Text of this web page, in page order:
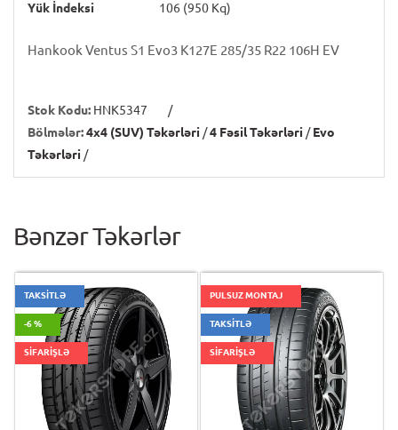
Yük İndeksi 106 (950 Kq)
Hankook Ventus S1 Evo3 K127E 285/35 R22 106H EV
Stok Kodu: HNK5347
/
Bölmələr:4x4 (SUV) Təkərləri /4 Fəsil Təkərləri /Evo
Təkərləri /
Bənzər Təkərlər
TAKSİTLƏ
-6 %
SİFARİŞLƏ
PULSUZ MONTAJ
TAKSİTLƏ
SİFARİŞLƏ